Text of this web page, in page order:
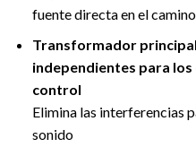
fuente directa en el
Transformador
independientes para
control
Elimina las interferencias
sonido